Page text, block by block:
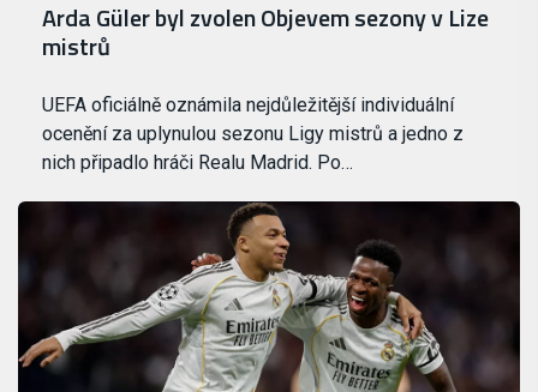
Arda Güler byl zvolen Objevem sezony v Lize
mistrů
UEFA oficiálně oznámila nejdůležitější individuální
ocenění za uplynulou sezonu Ligy mistrů a jedno z
nich připadlo hráči Realu Madrid. Po…